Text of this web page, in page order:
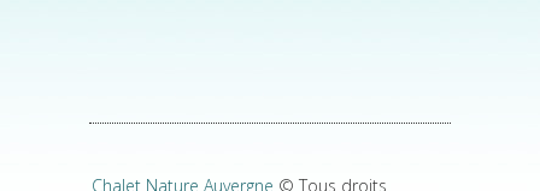
Chalet Nature Auvergne © Tous droits